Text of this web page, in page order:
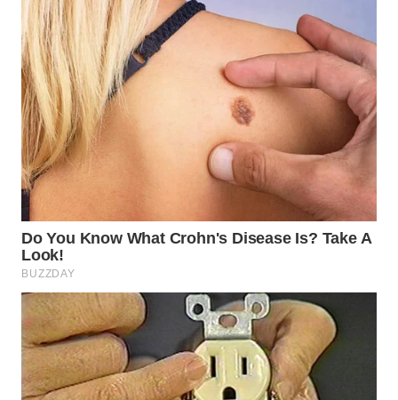
Wahana
Media
Group
WAHANA
NEWS
WAHANA
TANI
ADVOKAT
WAHANA
INFRASTRUKTUR
WAHANA
KONSUMEN